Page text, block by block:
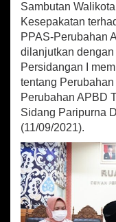
i
t
r
u
r
Sambutan
Kesepakatan
PPAS-Perubahan
dilanjutkan
Persidangan I
tentang
Perubahan APBD
Sidang Paripurna
(11/09/2021).